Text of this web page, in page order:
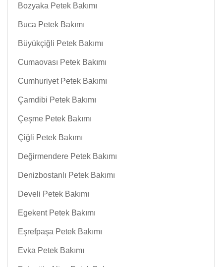
Bozyaka Petek Bakımı
Buca Petek Bakımı
Büyükçiğli Petek Bakımı
Cumaovası Petek Bakımı
Cumhuriyet Petek Bakımı
Çamdibi Petek Bakımı
Çeşme Petek Bakımı
Çiğli Petek Bakımı
Değirmendere Petek Bakımı
Denizbostanlı Petek Bakımı
Develi Petek Bakımı
Egekent Petek Bakımı
Eşrefpaşa Petek Bakımı
Evka Petek Bakımı